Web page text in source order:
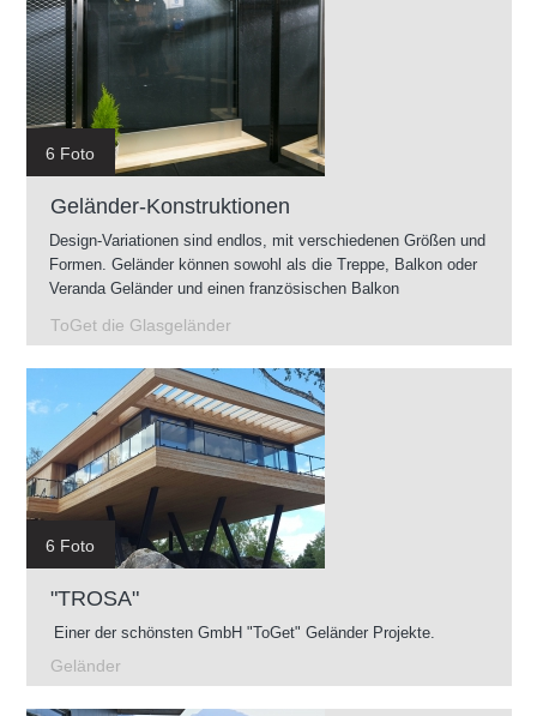
6 Foto
Geländer-Konstruktionen
Design-Variationen sind endlos, mit verschiedenen Größen und
Formen. Geländer können sowohl als die Treppe, Balkon oder
Veranda Geländer und einen französischen Balkon
auch im Außenbereich montiert werden.
ToGet die Glasgeländer
6 Foto
"TROSA"
Einer der schönsten GmbH "ToGet" Geländer Projekte.
Geländer